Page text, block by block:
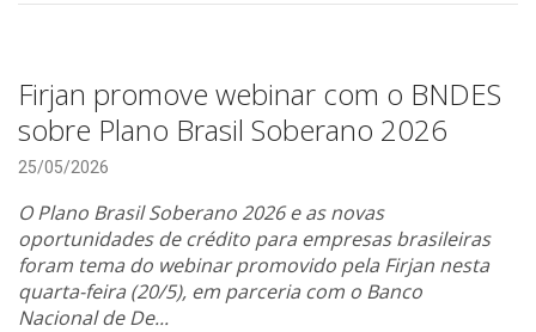
Firjan promove webinar com o BNDES
sobre Plano Brasil Soberano 2026
25/05/2026
O Plano Brasil Soberano 2026 e as novas
oportunidades de crédito para empresas brasileiras
foram tema do webinar promovido pela Firjan nesta
quarta-feira (20/5), em parceria com o Banco
Nacional de De...